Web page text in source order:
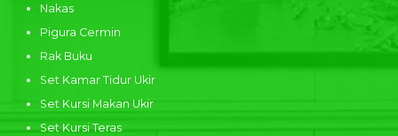
Nakas
Pigura Cermin
Rak Buku
Set Kamar Tidur Ukir
Set Kursi Makan Ukir
Set Kursi Teras